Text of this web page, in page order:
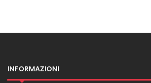
INFORMAZIONI